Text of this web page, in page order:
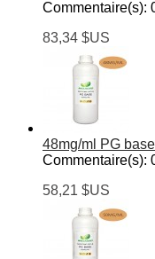
Commentaire(s):
83,34 $US
48mg/ml PG
Commentaire(s):
58,21 $US